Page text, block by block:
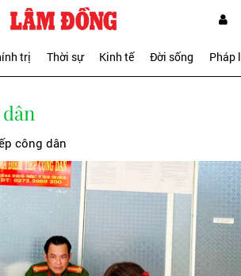
trị Thời sự Kinh tế Đời sống Pháp
công dân